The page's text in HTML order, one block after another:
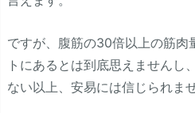
ですが、腹筋の30倍以上の筋肉
トにあるとは到底思えませんし
ない以上、安易には信じられませ